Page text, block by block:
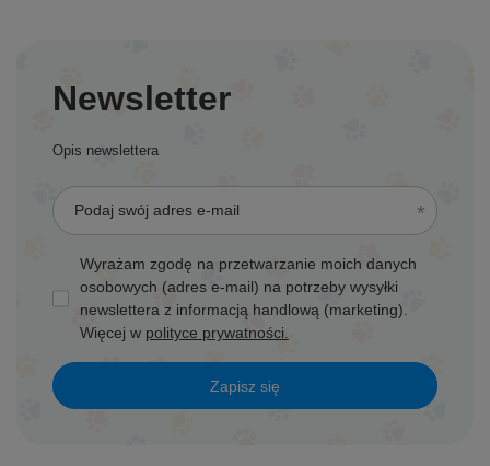
Newsletter
Opis newslettera
Podaj swój adres e-mail
Wyrażam zgodę na przetwarzanie moich danych
osobowych (adres e-mail) na potrzeby wysyłki
newslettera z informacją handlową (marketing).
Więcej w polityce prywatności.
Zapisz się